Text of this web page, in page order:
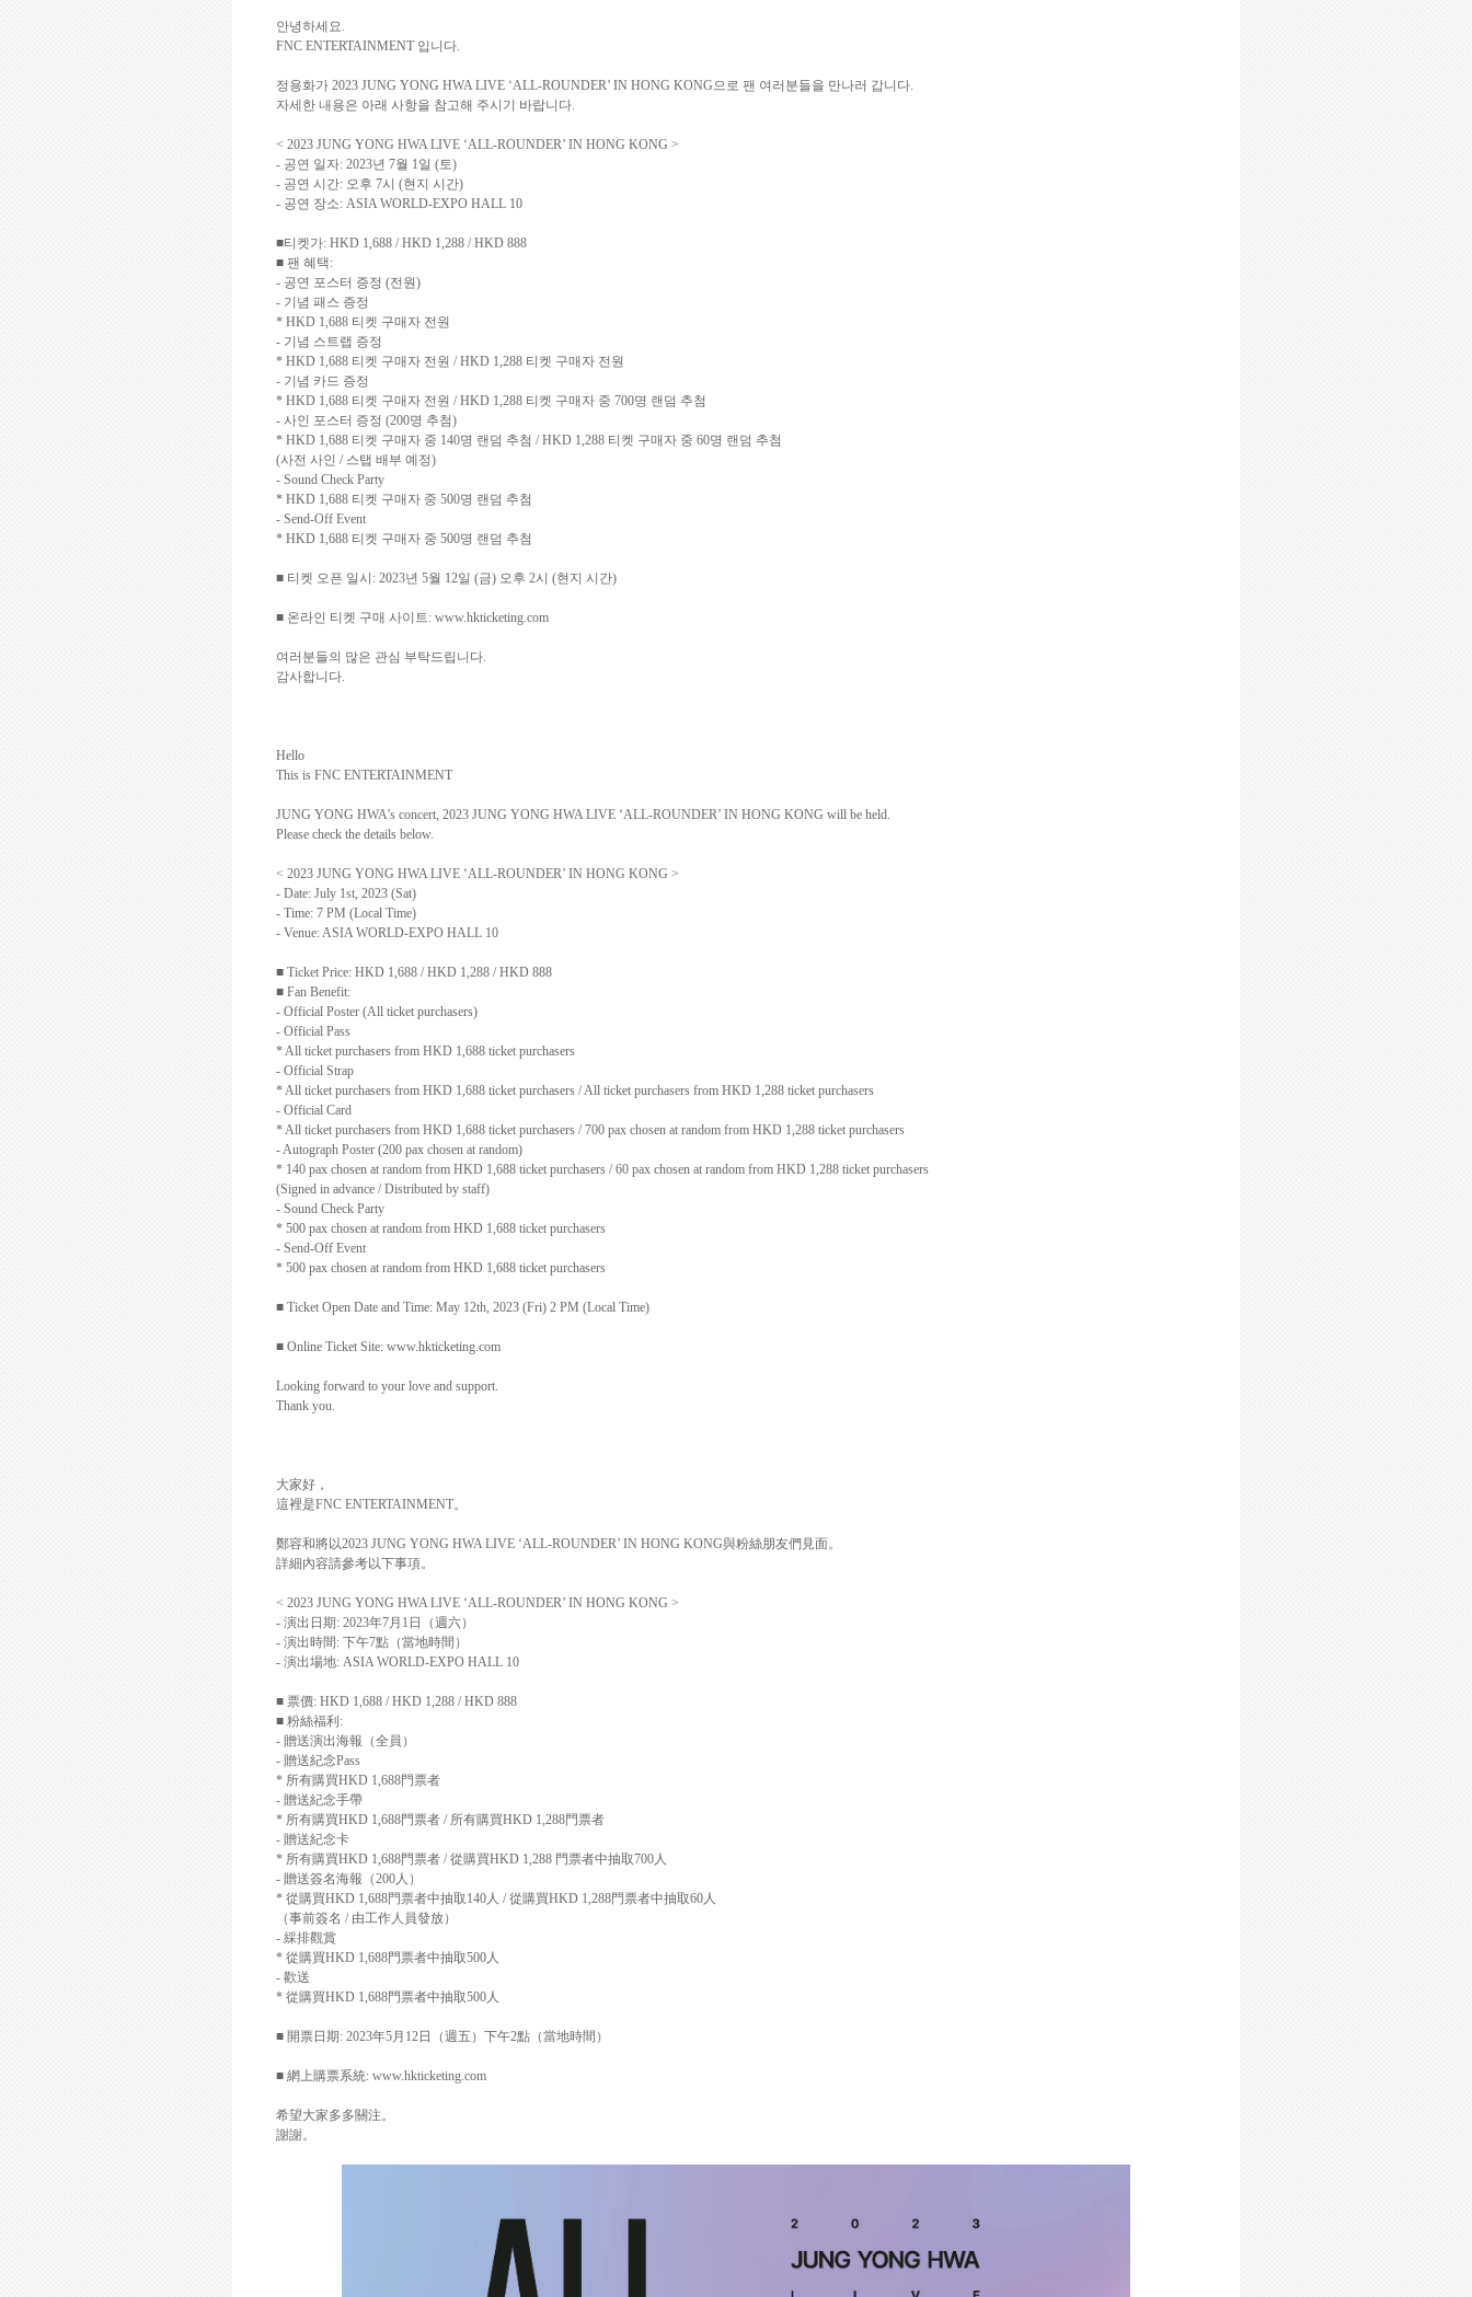
안녕하세요
FNC ENTERTAINMENT 입니다
정용화가 2023 JUNG YONG HWA LIVE ‘ALL-ROUNDER’ IN HONG KONG 으로 팬 여러분들을 만나러 갑니다
자세한 내용은 아래 사항을 참고해 주시기 바랍니다
< 2023 JUNG YONG HWA LIVE ‘ALL-ROUNDER’ IN HONG KONG >
- 공연 일자: 2023년 7월 1 일 (토)
- 공연 시간: 오후 7시 (현지 시간)
- 공연 장소: ASIA WORLD-EXPO HALL 10
■티켓가: HKD 1,688 / HKD 1,288 / HKD 888
■ 팬 혜택:
- 공연 포스터 증정 (전원)
- 기념 패스 증정
* HKD 1,688 티켓 구매자 전원
- 기념 스트랩 증정
* HKD 1,688 티켓 구매자 전원 / HKD 1,288 티켓 구매자 전원
- 기념 카드 증정
* HKD 1,688 티켓 구매자 전원 / HKD 1,288 티켓 구매자 중 700명 랜덤 추첨
- 사인 포스터 증정 (200명 추첨)
* HKD 1,688 티켓 구매자 중 140명 랜덤 추첨 / HKD 1,288 티켓 구매자 중 60명 랜덤 추첨
(사전 사인 / 스탭 배부 예정)
- Sound Check Party
* HKD 1,688 티켓 구매자 중 500명 랜덤 추첨
- Send-Off Event
* HKD 1,688 티켓 구매자 중 500명 랜덤 추첨
■ 티켓 오픈 일시 : 2023년 5월 12일 (금) 오후 2시 (현지 시간)
■ 온라인 티켓 구매 사이트 : www.hkticketing.com
여러분들의 많은 관심 부탁드립니다
감사합니다
Hello
This is FNC ENTERTAINMENT
JUNG YONG HWA’s concert, 2023 JUNG YONG HWA LIVE ‘ALL-ROUNDER’ IN HONG KONG will be held.
Please check the details below.
< 2023 JUNG YONG HWA LIVE ‘ALL-ROUNDER’ IN HONG KONG >
- Date: July 1st, 2023 (Sat)
- Time: 7 PM (Local Time)
- Venue: ASIA WORLD-EXPO HALL 10
■ Ticket Price: HKD 1,688 / HKD 1,288 / HKD 888
■ Fan Benefit:
- Official Poster (All ticket purchasers)
- Official Pass
* All ticket purchasers from HKD 1,688 ticket purchasers
- Official Strap
* All ticket purchasers from HKD 1,688 ticket purchasers / All ticket purchasers from HKD 1,288 ticket purchasers
- Official Card
* All ticket purchasers from HKD 1,688 ticket purchasers / 700 pax chosen at random from HKD 1,288 ticket purchasers
- Autograph Poster (200 pax chosen at random)
* 140 pax chosen at random from HKD 1,688 ticket purchasers / 60 pax chosen at random from HKD 1,288 ticket purchasers
(Signed in advance / Distributed by staff)
- Sound Check Party
* 500 pax chosen at random from HKD 1,688 ticket purchasers
- Send-Off Event
* 500 pax chosen at random from HKD 1,688 ticket purchasers
■ Ticket Open Date and Time: May 12th, 2023 (Fri) 2 PM (Local Time)
■ Online Ticket Site: www.hkticketing.com
Looking forward to your love and support.
Thank you.
大家好，
這裡是FNC ENTERTAINMENT。
鄭容和將以2023 JUNG YONG HWA LIVE ‘ALL-ROUNDER’ IN HONG KONG與粉絲朋友們見面。
詳細內容請參考以下事項。
< 2023 JUNG YONG HWA LIVE ‘ALL-ROUNDER’ IN HONG KONG >
- 演出日期: 2023年7月 1 日（週六）
- 演出時間: 下午7點（當地時間）
- 演出場地: ASIA WORLD-EXPO HALL 10
■ 票價: HKD 1,688 / HKD 1,288 / HKD 888
■ 粉絲福利:
- 贈送演出海報（全員）
- 贈送紀念Pass
* 所有購買HKD 1,688門票者
- 贈送紀念手帶
* 所有購買HKD 1,688門票者 / 所有購買HKD 1,288門票者
- 贈送紀念卡
* 所有購買HKD 1,688門票者 /從購買HKD 1,288 門票者中抽取700 人
- 贈送簽名海報（200 人）
* 從購買HKD 1,688門票者中抽取140 人 /從購買HKD 1,288門票者中抽取60 人
（事前簽名 / 由工作人員發放）
- 綵排觀賞
* 從購買HKD 1,688門票者中抽取500 人
- 歡送
* 從購買HKD 1,688門票者中抽取500 人
■ 開票日期: 2023年5月 12日（週五）下午2點（當地時間）
■ 網上購票系統: www.hkticketing.com
希望大家多多關注。
謝謝。